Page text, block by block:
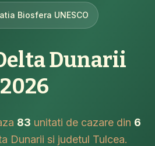
Biosfera UNESCO
Dunarii
2026
83 unitati de cazare din 6
Dunarii si judetul Tulcea.